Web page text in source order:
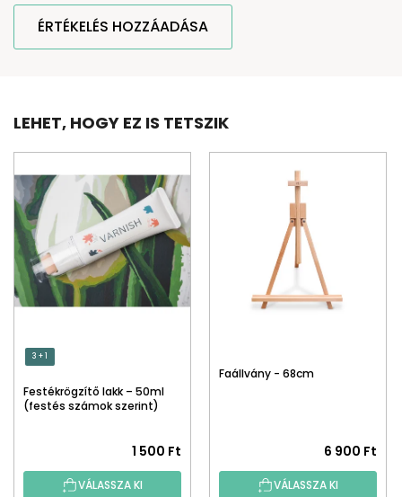
ÉRTÉKELÉS HOZZÁADÁSA
LEHET, HOGY EZ IS TETSZIK
3 + 1
Festékrögzítő lakk – 50ml
(festés számok szerint)
1 500 Ft
VÁLASSZA KI
Faállvány - 68cm
6 900 Ft
VÁLASSZA KI